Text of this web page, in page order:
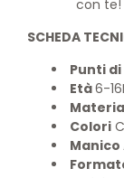
con te!
SCHEDA
Punti
Età6-
Colori
Manico